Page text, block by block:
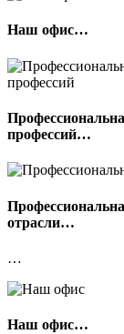
Наш офис…
профессий…
отрасли…
…
Наш офис…